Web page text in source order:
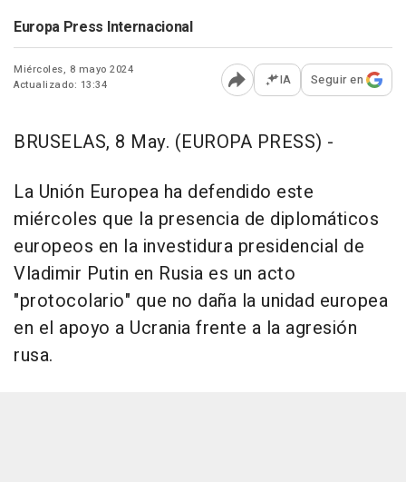
Europa Press Internacional
Miércoles, 8 mayo 2024
Actualizado: 13:34
Abrir opciones para
IA Seguir en
BRUSELAS, 8 May. (EUROPA PRESS) -
La Unión Europea ha defendido este
miércoles que la presencia de diplomáticos
europeos en la investidura presidencial de
Vladimir Putin en Rusia es un acto
"protocolario" que no daña la unidad europea
en el apoyo a Ucrania frente a la agresión
rusa.